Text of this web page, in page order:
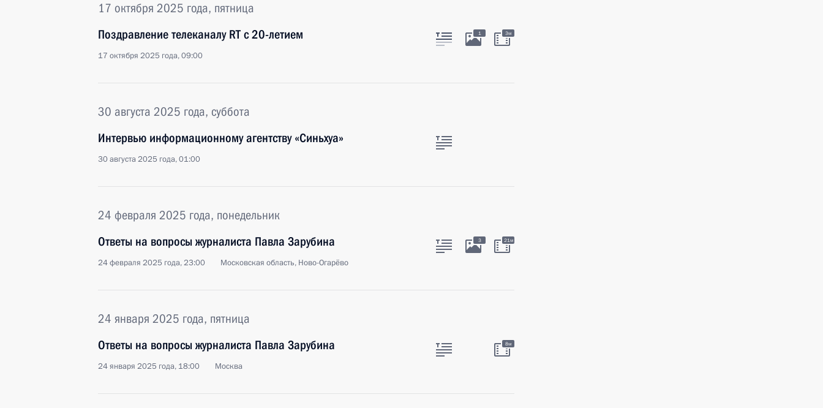
17 октября 2025 года, пятница
Поздравление телеканалу RT с 20-летием
17 октября 2025 года, 09:00
1 3м
30 августа 2025 года, суббота
Интервью информационному агентству «Cиньхуа»
30 августа 2025 года, 01:00
24 февраля 2025 года, понедельник
Ответы на вопросы журналиста Павла Зарубина
24 февраля 2025 года, 23:00 Московская область, Ново-Огарёво
3 21м
24 января 2025 года, пятница
Ответы на вопросы журналиста Павла Зарубина
24 января 2025 года, 18:00 Москва
8м